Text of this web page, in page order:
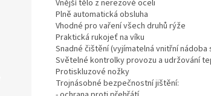
Vnější tělo z nerezové oceli
Plně automatická obsluha
Vhodné pro vaření všech druhů rýže
Praktická rukojeť na víku
Snadné čištění (vyjímatelná vnitřní
Světelné kontrolky provozu a udržování
Protiskluzové nožky
Trojnásobné bezpečnostní jištění: